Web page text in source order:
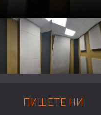
ПИШЕТЕ НИ